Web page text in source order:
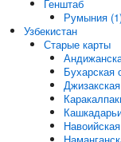
Генштаб
Румыния
Узбекистан
Старые карты
Бухарская